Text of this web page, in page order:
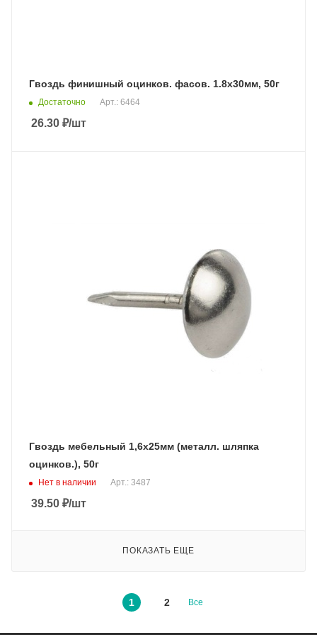
Гвоздь финишный оцинков. фасов. 1.8х30мм, 50г
Достаточно Арт.: 6464
26.30 ₽/шт
Гвоздь мебельный 1,6х25мм (металл. шляпка
оцинков.), 50г
Нет в наличии Арт.: 3487
39.50 ₽/шт
ПОКАЗАТЬ ЕЩЕ
1 2 Все